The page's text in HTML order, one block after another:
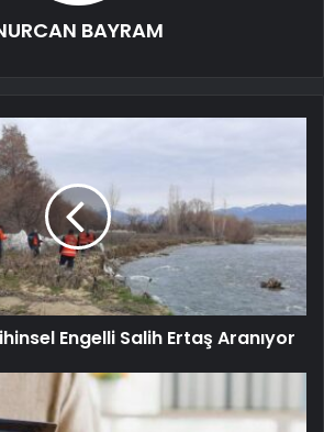
BAYRAM
Engelli Salih Ertaş Aranıyor